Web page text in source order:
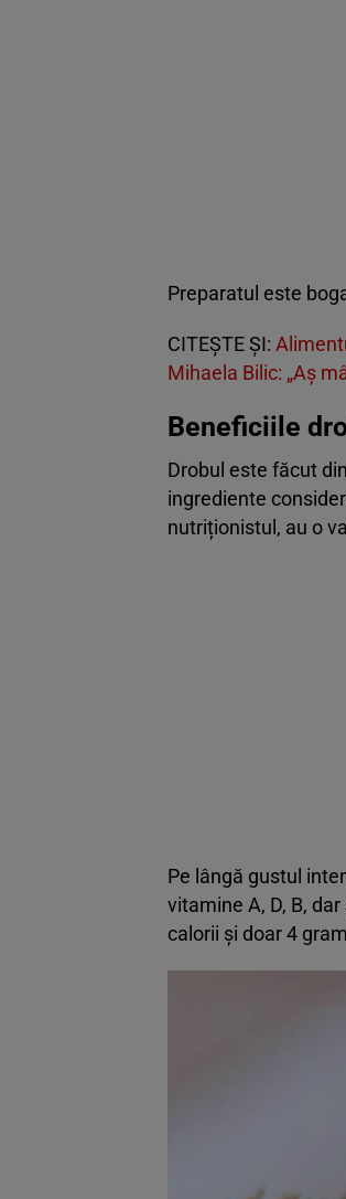
Preparatul este
CITEȘTE ȘI:
Mihaela Bilic: „Aș
Beneficiile
Drobul este făcut
ingrediente
nutriționistul, au o
Pe lângă gustul
vitamine A, D, B,
calorii și doar 4